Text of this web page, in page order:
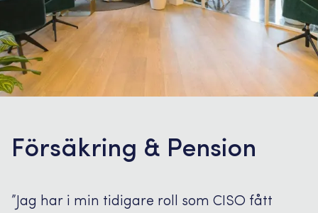
Försäkring & Pension
”Jag har i min tidigare roll som CISO fått